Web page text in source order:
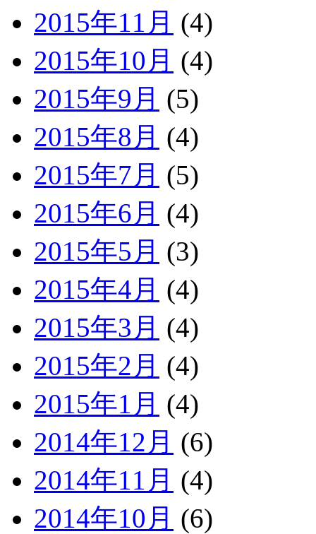
2015年11月 (4)
2015年10月 (4)
2015年9月 (5)
2015年8月 (4)
2015年7月 (5)
2015年6月 (4)
2015年5月 (3)
2015年4月 (4)
2015年3月 (4)
2015年2月 (4)
2015年1月 (4)
2014年12月 (6)
2014年11月 (4)
2014年10月 (6)